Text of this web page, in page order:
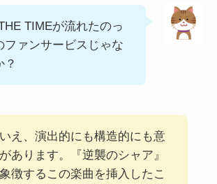
TIMEが流れたのっ
ファンサービスじゃな
？
え、演出的にも構造的にも意
あります。『逆襲のシャア』
徴するこの楽曲を挿入したこ